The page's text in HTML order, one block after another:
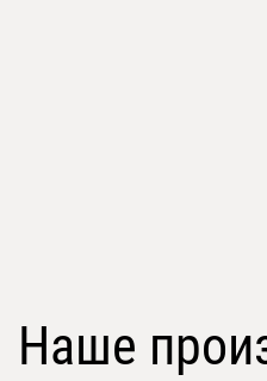
Наше